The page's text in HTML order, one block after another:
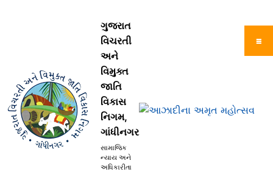
ગુજરાત
વિચરતી
અને
વિમુક્ત
જાતિ
વિકાસ
નિગમ,
ગાંધીનગર
સામાજિક
ન્યાય અને
અધિકારીતા
☰